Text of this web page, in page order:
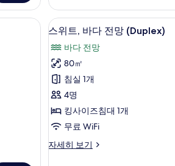
진
모
두
보
기
튜
디
오,
다
전
망
자
세
히
보
기
| 고급 침구, 오리/거위털 이불, 무료 미니바 품목,
스
트,
바
다
전
망
(Duplex)
사
5
스위트, 바다 전망 (Duplex)
바다 전망
80㎡
침실 1개
4명
킹사이즈침대 1개
무료 WiFi
자세히 보기
스